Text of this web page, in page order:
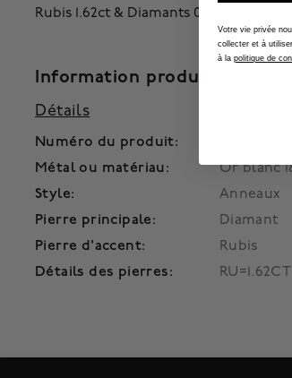
Rubis 1.62ct & Diamants 0.55ct,
Information produit
Détails
Numéro du produit:
Métal ou matériau:
Or blanc
Style:
Anneaux
Pierre principale:
Diamant
Pierre d'accent:
Rubis
Détails des pierres:
Votre vie privée
collecter et à
à la politique de